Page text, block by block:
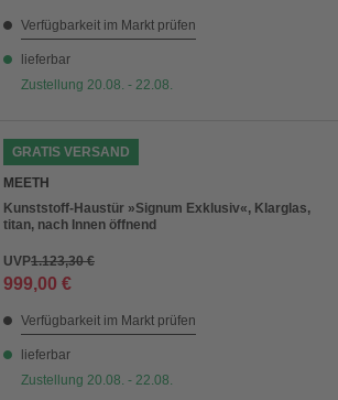
Verfügbarkeit im Markt prüfen
lieferbar
Zustellung 20.08. - 22.08.
GRATIS VERSAND
MEETH
Kunststoff-Haustür »Signum Exklusiv«, Klarglas,
titan, nach Innen öffnend
UVP1.123,30 €
999,00 €
Verfügbarkeit im Markt prüfen
lieferbar
Zustellung 20.08. - 22.08.